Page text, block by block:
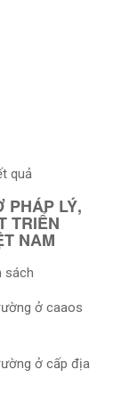
quả
PHÁP LÝ,
TRIỂN
NAM
sách
ở caaos
ở cấp địa